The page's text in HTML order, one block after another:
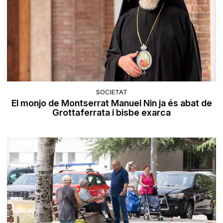
SOCIETAT
El monjo de Montserrat Manuel Nin ja és abat de
Grottaferrata i bisbe exarca